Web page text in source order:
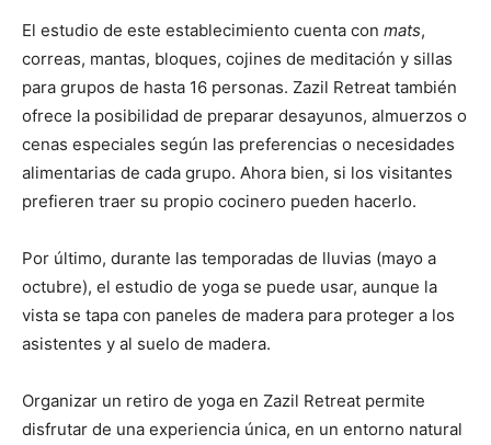
El estudio de este establecimiento cuenta con mats,
correas, mantas, bloques, cojines de meditación y sillas
para grupos de hasta 16 personas. Zazil Retreat también
ofrece la posibilidad de preparar desayunos, almuerzos o
cenas especiales según las preferencias o necesidades
alimentarias de cada grupo. Ahora bien, si los visitantes
prefieren traer su propio cocinero pueden hacerlo.
Por último, durante las temporadas de lluvias (mayo a
octubre), el estudio de yoga se puede usar, aunque la
vista se tapa con paneles de madera para proteger a los
asistentes y al suelo de madera.
Organizar un retiro de yoga en Zazil Retreat permite
disfrutar de una experiencia única, en un entorno natural